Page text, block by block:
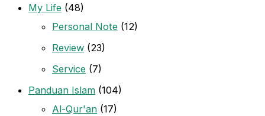
My Life (48)
Personal Note (12)
Review (23)
Service (7)
Panduan Islam (104)
Al-Qur'an (17)